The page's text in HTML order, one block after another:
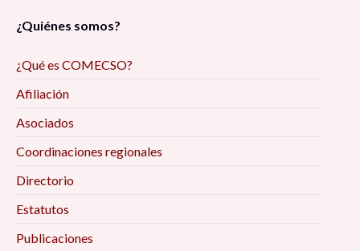
¿Quiénes somos?
¿Qué es COMECSO?
Afiliación
Asociados
Coordinaciones regionales
Directorio
Estatutos
Publicaciones